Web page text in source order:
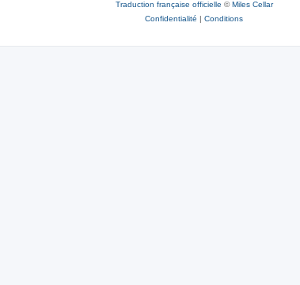
Traduction française officielle ©Miles Cellar
Confidentialité | Conditions